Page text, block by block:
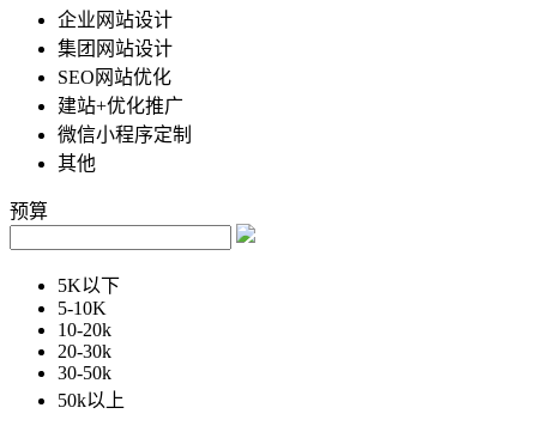
企业网站设计
集团网站设计
SEO网站优化
建站+优化推广
微信小程序定制
其他
预算
5K以下
5-10K
10-20k
20-30k
30-50k
50k以上